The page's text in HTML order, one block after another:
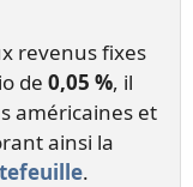
revenus fixes
de 0,05 %, il
américaines et
ainsi la
.